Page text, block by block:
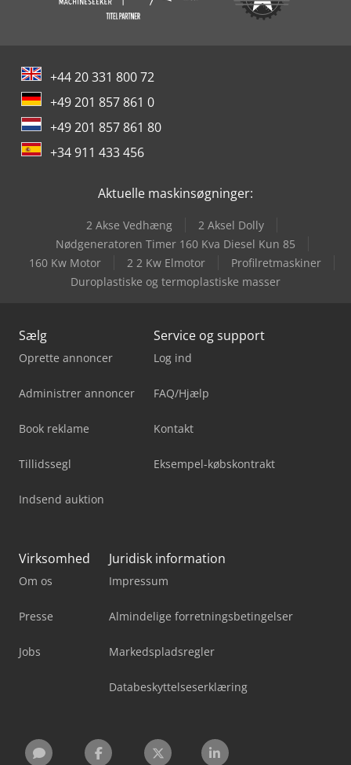
+44 20 331 800 72
+49 201 857 861 0
+49 201 857 861 80
+34 911 433 456
Aktuelle maskinsøgninger:
2 Akse Vedhæng
2 Aksel Dolly
Nødgeneratoren Timer 160 Kva Diesel Kun 85
160 Kw Motor
2 2 Kw Elmotor
Profilretmaskiner
Duroplastiske og termoplastiske masser
Sælg
Oprette annoncer
Administrer annoncer
Book reklame
Tillidssegl
Indsend auktion
Service og support
Log ind
FAQ/Hjælp
Kontakt
Eksempel-købskontrakt
Virksomhed
Om os
Presse
Jobs
Juridisk information
Impressum
Almindelige forretningsbetingelser
Markedspladsregler
Databeskyttelseserklæring